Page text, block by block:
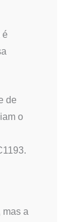
é
de
o
mas a